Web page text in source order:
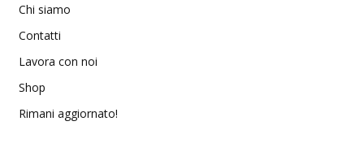
Chi siamo
Contatti
Lavora con noi
Shop
Rimani aggiornato!